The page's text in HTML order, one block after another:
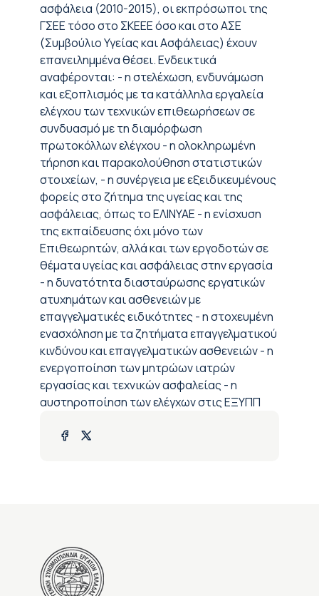
ασφάλεια (2010-2015), οι εκπρόσωποι της
ΓΣΕΕ τόσο στο ΣΚΕΕΕ όσο και στο ΑΣΕ
(Συμβούλιο Υγείας και Ασφάλειας) έχουν
επανειλημμένα θέσει. Ενδεικτικά
αναφέρονται: - η στελέχωση, ενδυνάμωση
και εξοπλισμός με τα κατάλληλα εργαλεία
ελέγχου των τεχνικών επιθεωρήσεων σε
συνδυασμό με τη διαμόρφωση
πρωτοκόλλων ελέγχου - η ολοκληρωμένη
τήρηση και παρακολούθηση στατιστικών
στοιχείων, - η συνέργεια με εξειδικευμένους
φορείς στο ζήτημα της υγείας και της
ασφάλειας, όπως το ΕΛΙΝΥΑΕ - η ενίσχυση
της εκπαίδευσης όχι μόνο των
Επιθεωρητών, αλλά και των εργοδοτών σε
θέματα υγείας και ασφάλειας στην εργασία
- η δυνατότητα διασταύρωσης εργατικών
ατυχημάτων και ασθενειών με
επαγγελματικές ειδικότητες - η στοχευμένη
ενασχόληση με τα ζητήματα επαγγελματικού
κινδύνου και επαγγελματικών ασθενειών - η
ενεργοποίηση των μητρώων ιατρών
εργασίας και τεχνικών ασφαλείας - η
αυστηροποίηση των ελέγχων στις ΕΞΥΠΠ